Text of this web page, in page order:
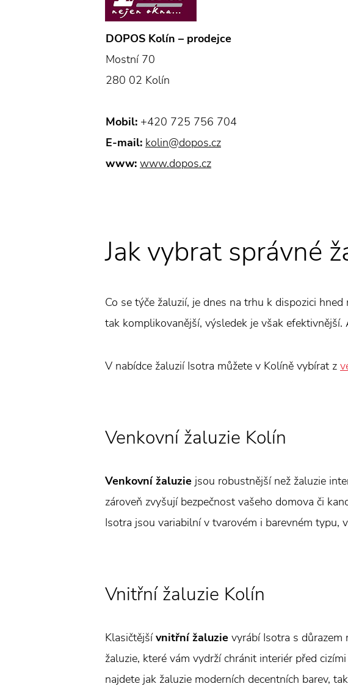
DOPOS Kolín – prodejce
Mostní 70
280 02 Kolín
Mobil: +420 725 756 704
E-mail: kolin@dopos.cz
www: www.dopos.cz
Jak vybrat správné
Co se týče žaluzií, je dnes na trhu k dispozici
tak komplikovanější, výsledek je však
V nabídce žaluzií Isotra můžete v Kolíně vybírat z
Venkovní žaluzie Kolín
Venkovní žaluzie jsou robustnější než žaluzie
zároveň zvyšují bezpečnost vašeho domova či
Isotra jsou variabilní v tvarovém i barevném typu,
Vnitřní žaluzie Kolín
Klasičtějšívnitřní žaluzie vyrábí Isotra s důrazem
žaluzie, které vám vydrží chránit interiér před
najdete jak žaluzie moderních decentních barev,